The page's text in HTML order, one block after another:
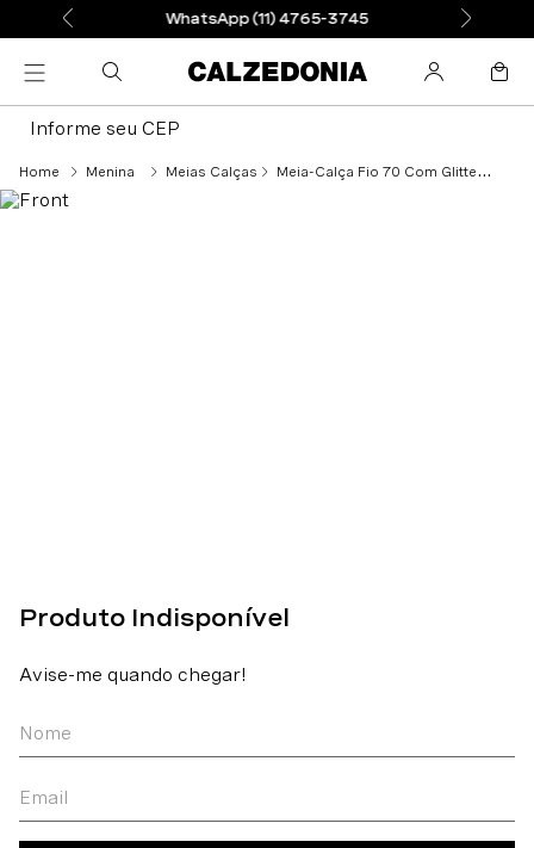
WhatsApp (11) 4765-3745
Informe seu CEP
Menina Meias Calças Meia-Calça Fio 70 Com Glitter Para Criança - Preto